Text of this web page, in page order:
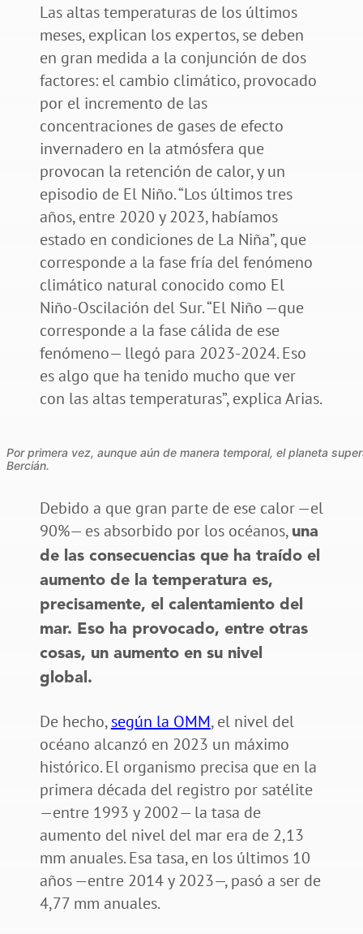
Las altas temperaturas de los últimos
meses, explican los expertos, se deben
en gran medida a la conjunción de dos
factores: el cambio climático, provocado
por el incremento de las
concentraciones de gases de efecto
invernadero en la atmósfera que
provocan la retención de calor, y un
episodio de El Niño. “Los últimos tres
años, entre 2020 y 2023, habíamos
estado en condiciones de La Niña”, que
corresponde a la fase fría del fenómeno
climático natural conocido como El
Niño-Oscilación del Sur. “El Niño —que
corresponde a la fase cálida de ese
fenómeno— llegó para 2023-2024. Eso
es algo que ha tenido mucho que ver
con las altas temperaturas”, explica Arias.
Por primera vez, aunque aún de manera temporal, el planeta
Bercián.
Debido a que gran parte de ese calor —el
90%— es absorbido por los océanos, una
de las consecuencias que ha traído el
aumento de la temperatura es,
precisamente, el calentamiento del
mar. Eso ha provocado, entre otras
cosas, un aumento en su nivel
global.
De hecho,según la OMM, el nivel del
océano alcanzó en 2023 un máximo
histórico. El organismo precisa que en la
primera década del registro por satélite
—entre 1993 y 2002— la tasa de
aumento del nivel del mar era de 2,13
mm anuales. Esa tasa, en los últimos 10
años —entre 2014 y 2023—, pasó a ser de
4,77 mm anuales.